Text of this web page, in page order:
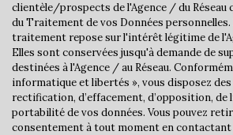
Enseignement supérieur
Lycée
Bureau de poste
Mairie
clientèle/prospects de l'Agence / du Réseau
du Traitement de vos Données personnelles.
traitement repose sur l'intérêt légitime de
Elles sont conservées jusqu'à demande de
destinées à l'Agence / au Réseau.
informatique et libertés », vous disposez des
rectification, d’effacement, d’opposition,
portabilité de vos données. Vous pouvez
consentement à tout moment en contactant